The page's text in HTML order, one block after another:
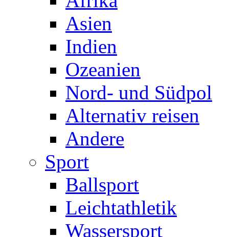
Asien
Indien
Ozeanien
Nord- und Südpol
Alternativ reisen
Andere
Sport
Ballsport
Leichtathletik
Wassersport